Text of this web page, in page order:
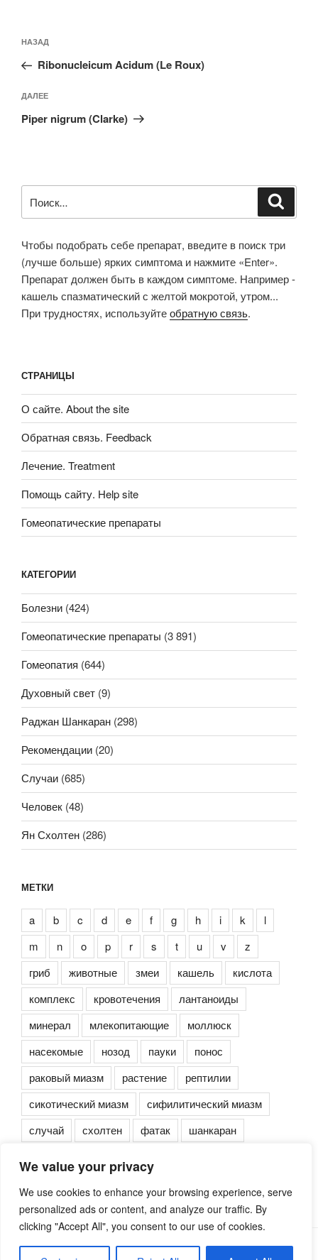
We value your privacy
We use cookies to enhance your browsing experience, serve
personalized ads or content, and analyze our traffic. By
clicking "Accept All", you consent to our use of cookies.
по
записям
Предыдущая
запись:
НАЗАД
Ribonucleicum Acidum (Le Roux)
Следующая
запись
ДАЛЕЕ
Piper nigrum (Clarke)
Чтобы подобрать себе препарат, введите в поиск три
(лучше больше) ярких симптома и нажмите «Enter».
Препарат должен быть в каждом симптоме. Например -
кашель спазматический с желтой мокротой, утром...
При трудностях, используйтеобратную связь.
СТРАНИЦЫ
О сайте. About the site
Обратная связь. Feedback
Лечение. Treatment
Помощь сайту. Help site
Гомеопатические препараты
КАТЕГОРИИ
Болезни (424)
Гомеопатические препараты (3 891)
Гомеопатия (644)
Духовный свет (9)
Раджан Шанкаран (298)
Рекомендации (20)
Случаи (685)
Человек (48)
Ян Схолтен (286)
МЕТКИ
a b c d e f g h i k
l
m
n o p r s t u v
z
гриб
животные змеи кашель
кислота
комплекс
кровотечения
лантаноиды
минерал
млекопитающие
моллюск
насекомые
нозод пауки
понос
раковый миазм
растение
рептилии
сикотический миазм
сифилитический миазм
случай
схолтен фатак шанкаран
Сайт работает на WordPress